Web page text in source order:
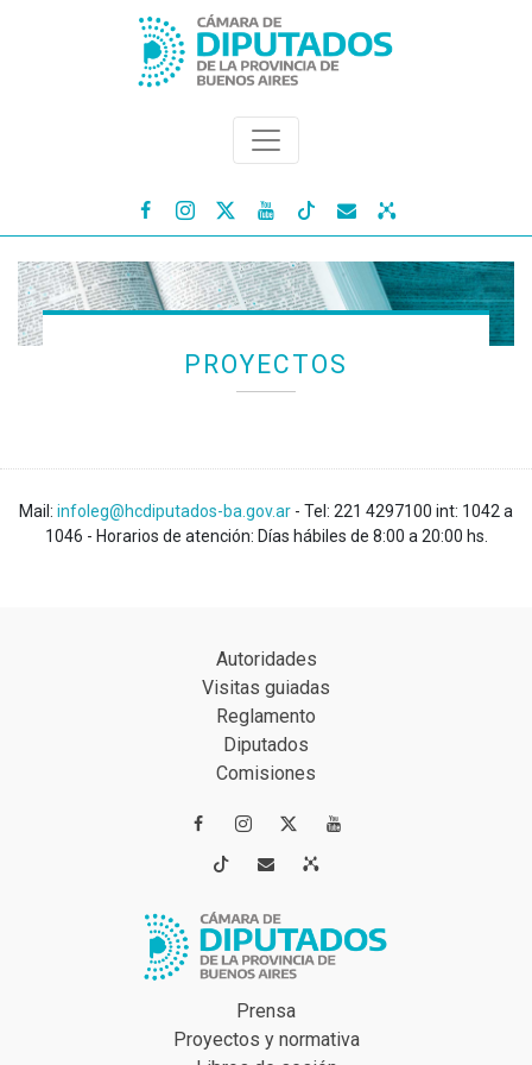
   
PROYECTOS
Mail: infoleg@hcdiputados-ba.gov.ar - Tel: 221 4297100 int: 1042 a
1046 - Horarios de atención: Días hábiles de 8:00 a 20:00 hs.
Autoridades
Visitas guiadas
Reglamento
Diputados
Comisiones
 
 
Prensa
Proyectos y normativa